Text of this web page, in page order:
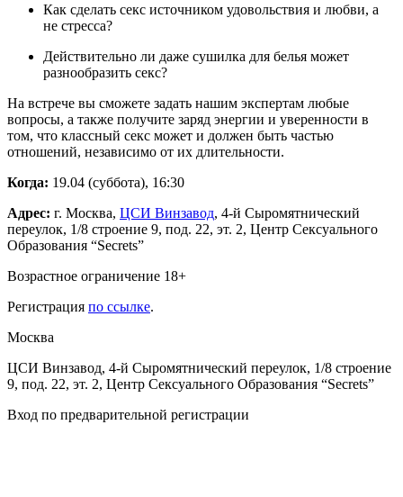
Как сделать секс источником удовольствия и любви, а
не стресса?
Действительно ли даже сушилка для белья может
разнообразить секс?
На встрече вы сможете задать нашим экспертам любые
вопросы, а также получите заряд энергии и уверенности в
том, что классный секс может и должен быть частью
отношений, независимо от их длительности.
Когда: 19.04 (суббота), 16:30
Адрес: г. Москва, ЦСИ Винзавод, 4-й Сыромятнический
переулок, 1/8 строение 9, под. 22, эт. 2, Центр Сексуального
Образования “Secrets”
Возрастное ограничение 18+
Регистрация по ссылке.
Москва
ЦСИ Винзавод, 4-й Сыромятнический переулок, 1/8 строение
9, под. 22, эт. 2, Центр Сексуального Образования “Secrets”
Вход по предварительной регистрации